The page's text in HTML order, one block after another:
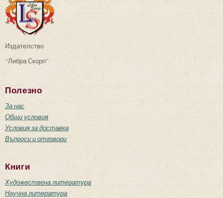
Издателство
“Либра Скорп”
Полезно
За нас
Общи условия
Условия за доставка
Въпроси и отговори
Книги
Художествена литература
Научна литература